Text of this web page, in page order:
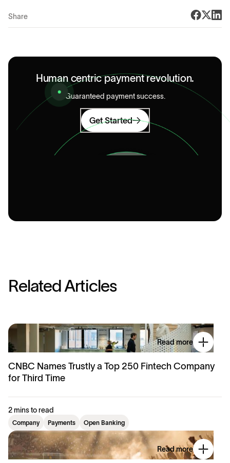
Share
Human centric payment revolution.
Guaranteed payment success.
Get Started
Related Articles
Read more
CNBC Names Trustly a Top 250 Fintech Company
for Third Time
2 mins to read
Company Payments Open Banking
Read more